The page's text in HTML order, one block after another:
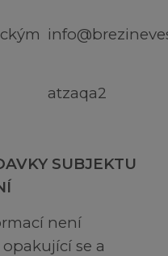
atzaqa2
SUBJEKTU
není
se a